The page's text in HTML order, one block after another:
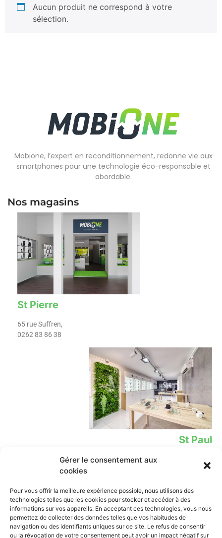
Gérer le consentement aux
cookies
Pour vous offrir la meilleure expérience possible, nous utilisons des
technologies telles que les cookies pour stocker et accéder à des
informations sur vos appareils. En acceptant ces technologies, vous nous
permettez de collecter des données telles que vos habitudes de
navigation ou des identifiants uniques sur ce site. Le refus de consentir
ou la révocation de votre consentement peut avoir un impact négatif sur
Aucun produit ne correspond à votre
sélection.
Mobione, l’expert en reconditionnement, redonne vie aux
smartphones pour une technologie éco-responsable et
abordable.
Nos magasins
St Pierre
65 rue Suffren,
0262 83 86 38
St Paul
12 Rue Leconte de Lisle,
02 62 78 39 02​
iPhone
Samsung
Xiaomi
Contact
0262 838 638
contact@mobione.re
St Pierre: